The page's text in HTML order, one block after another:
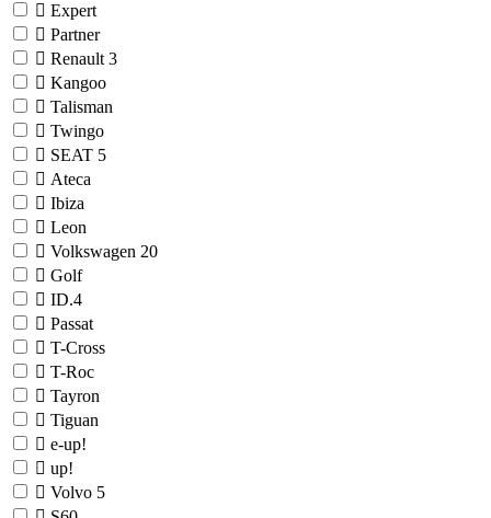
Expert
Partner
Renault 3
Kangoo
Talisman
Twingo
SEAT 5
Ateca
Ibiza
Leon
Volkswagen 20
Golf
ID.4
Passat
T-Cross
T-Roc
Tayron
Tiguan
e-up!
up!
Volvo 5